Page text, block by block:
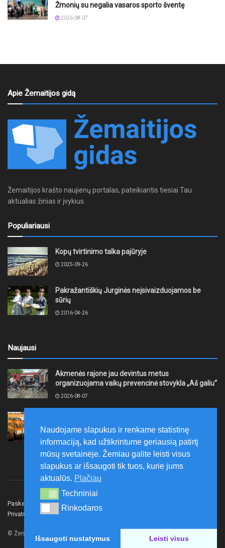
Žmonių su negalia vasaros sporto šventę
2026-08-07
Apie Žemaitijos gidą
Žemaitijos krašto naujienų portalas, pateikiantis tiesiai Tau
aktualias žinias ir įvykius.
Populiariausi
Kopų tvirtinimo talka pajūryje
2025-09-26
Pakražantiškių Jurginės neįsivaizduojamos be
sūrių
2016-04-26
Naujausi
Akmenės rajone jau devintus metus
organizuojama vaikų prevencinė stovykla „Aš galiu“
2026-08-07
smulkiojo ir vidutinio verslo subjektų kūrimąsi
2026-08-07
Paskelbk naujieną Rašyti redakcijai
Privatumo politika
© Žemaitijos gidas.
Naudojame slapukus ir renkame statistinę
informaciją, kad užtikrintume geriausią patirtį
mūsų svetainėje. Žemiau galite leisti visus
slapukus ar išsaugoti tik tuos, kurie jums
aktualūs. Plačiau
Techniniai
Techniniai
Rinkodaros
Rinkodaros
Išsaugoti nustatymus Leisti visus